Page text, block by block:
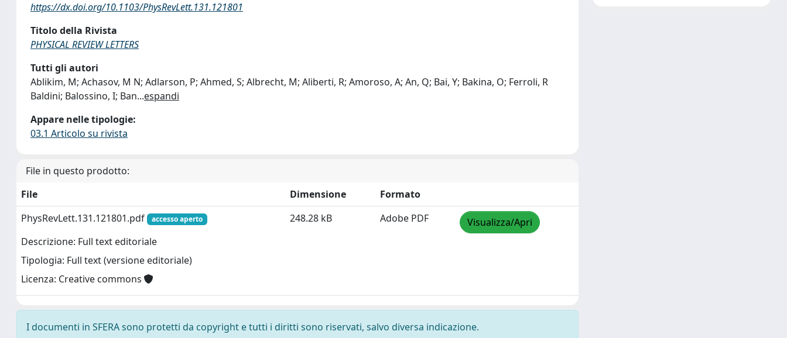
https://dx.doi.org/10.1103/PhysRevLett.131.121801
Titolo della Rivista
PHYSICAL REVIEW LETTERS
Tutti gli autori
Ablikim, M; Achasov, M N; Adlarson, P; Ahmed, S; Albrecht, M; Aliberti, R; Amoroso, A; An, Q; Bai, Y; Bakina, O; Ferroli, R
Baldini; Balossino, I; Ban...espandi
Appare nelle tipologie:
03.1 Articolo su rivista
File in questo prodotto:
File
Dimensione
Formato
PhysRevLett.131.121801.pdf
accesso aperto
Descrizione: Full text editoriale
Tipologia: Full text (versione editoriale)
Licenza: Creative commons
248.28 kB Adobe PDF Visualizza/Apri
I documenti in SFERA sono protetti da copyright e tutti i diritti sono riservati, salvo diversa indicazione.